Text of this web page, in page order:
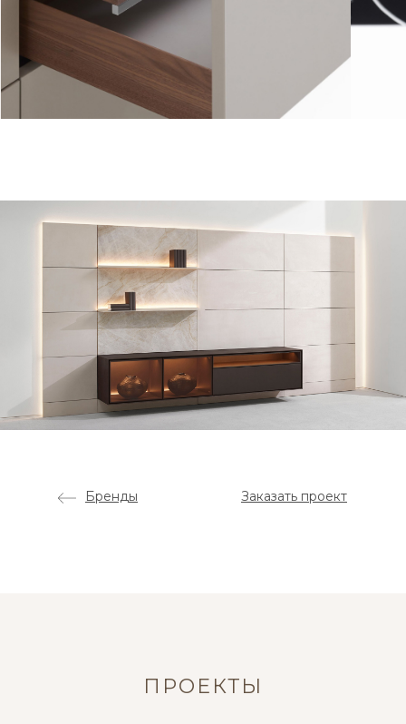
Заказать проект
Бренды
ПРОЕКТЫ